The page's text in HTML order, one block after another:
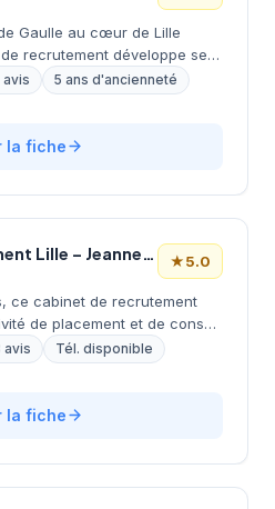
Gaulle au cœur de Lille
recrutement développe ses
humaines sous la
Cette SARL de 5 ans
les entreprises dans leurs
qui lui vaut une
avis
5 ans d'ancienneté
la fiche
Cabinet de recrutement Lille – Jeanne Lemarié – Mercato de l’emploi ★5.0
ce cabinet de recrutement
de placement et de conseil
la métropole nord. La
entreprises locales dans
proposant un suivi
en recherche
avis
Tél. disponible
la fiche